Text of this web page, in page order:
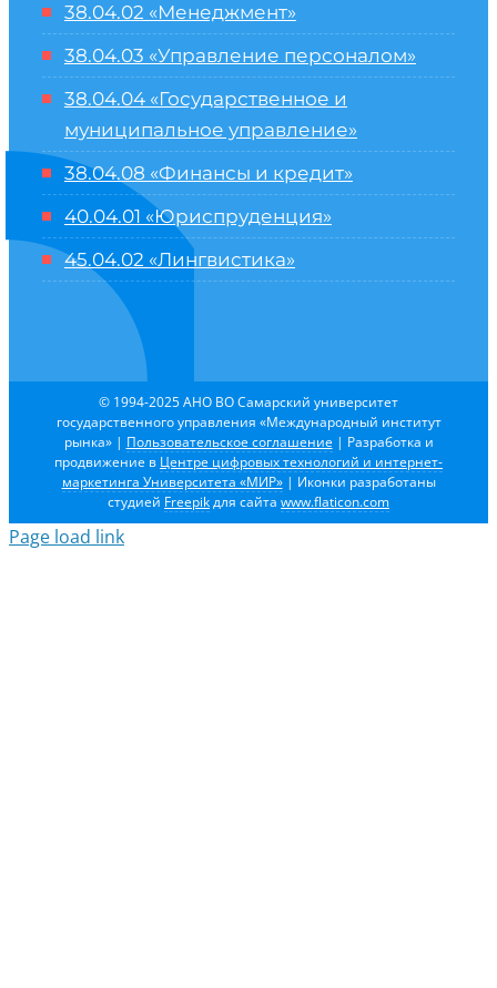
38.04.02 «Менеджмент»
38.04.03 «Управление персоналом»
38.04.04 «Государственное и
муниципальное управление»
38.04.08 «Финансы и кредит»
40.04.01 «Юриспруденция»
45.04.02 «Лингвистика»
© 1994-2025 АНО ВО Самарский университет
государственного управления «Международный институт
рынка» | Пользовательское соглашение | Разработка и
продвижение в Центре цифровых технологий и интернет-
маркетинга Университета «МИР»| Иконки разработаны
студией Freepikдля сайта www.flaticon.com
Page load link